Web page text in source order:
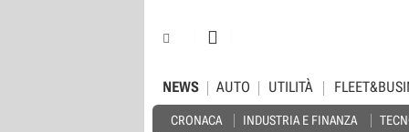
NEWS
CRONACA INDUSTRIA E FINANZA
AUTO UTILITÀ